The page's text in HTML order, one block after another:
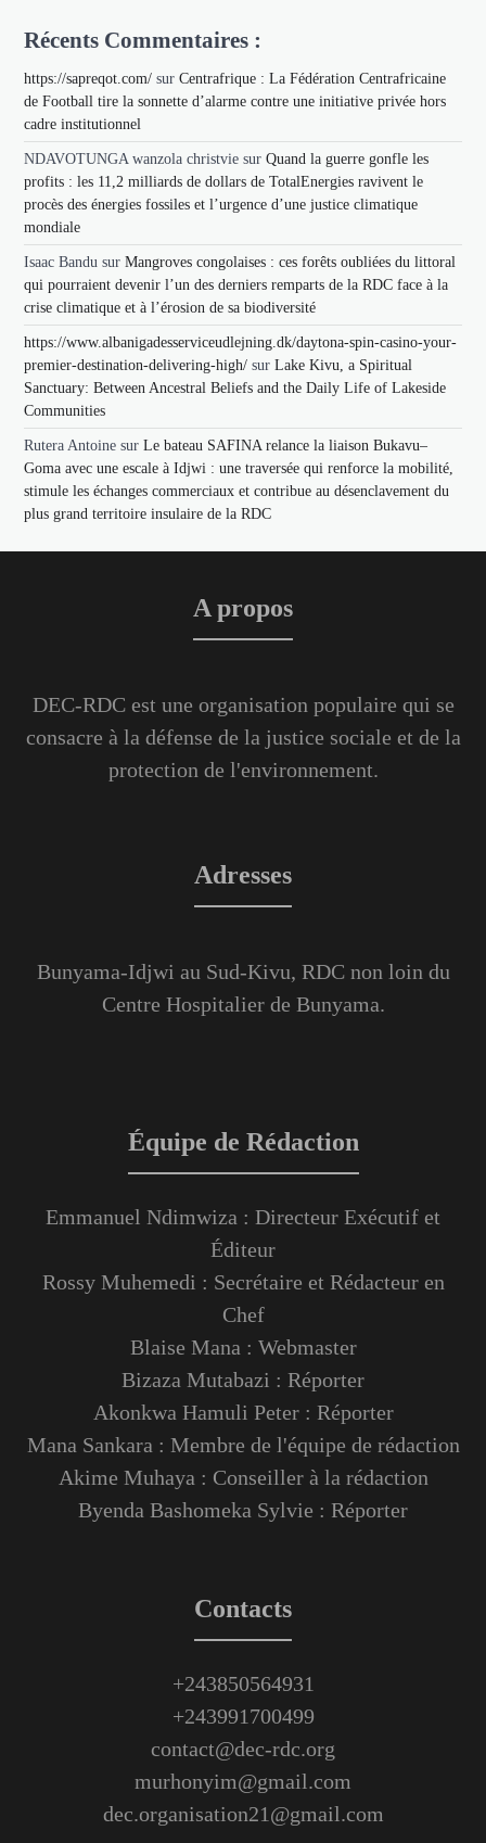
Récents Commentaires :
https://sapreqot.com/ surCentrafrique : La Fédération Centrafricaine
de Football tire la sonnette d’alarme contre une initiative privée hors
cadre institutionnel
NDAVOTUNGA wanzola christvie surQuand la guerre gonfle les
profits : les 11,2 milliards de dollars de TotalEnergies ravivent le
procès des énergies fossiles et l’urgence d’une justice climatique
mondiale
Isaac Bandu surMangroves congolaises : ces forêts oubliées du littoral
qui pourraient devenir l’un des derniers remparts de la RDC face à la
crise climatique et à l’érosion de sa biodiversité
https://www.albanigadesserviceudlejning.dk/daytona-spin-casino-your-
premier-destination-delivering-high/ surLake Kivu, a Spiritual
Sanctuary: Between Ancestral Beliefs and the Daily Life of Lakeside
Communities
Rutera Antoine surLe bateau SAFINA relance la liaison Bukavu–
Goma avec une escale à Idjwi : une traversée qui renforce la mobilité,
stimule les échanges commerciaux et contribue au désenclavement du
plus grand territoire insulaire de la RDC
A propos
DEC-RDC est une organisation populaire qui se
consacre à la défense de la justice sociale et de la
protection de l'environnement.
Adresses
Bunyama-Idjwi au Sud-Kivu, RDC non loin du
Centre Hospitalier de Bunyama.
Équipe de Rédaction
Emmanuel Ndimwiza : Directeur Exécutif et
Éditeur
Rossy Muhemedi : Secrétaire et Rédacteur en
Chef
Blaise Mana : Webmaster
Bizaza Mutabazi : Réporter
Akonkwa Hamuli Peter : Réporter
Mana Sankara : Membre de l'équipe de rédaction
Akime Muhaya : Conseiller à la rédaction
Byenda Bashomeka Sylvie : Réporter
Contacts
+243850564931
+243991700499
contact@dec-rdc.org
murhonyim@gmail.com
dec.organisation21@gmail.com